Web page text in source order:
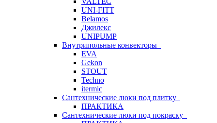
UNI-FITT
Belamos
Джилекс
UNIPUMP
Внутрипольные конвекторы
EVA
Gekon
STOUT
Techno
itermic
Сантехнические люки под плитку
ПРАКТИКА
Сантехнические люки под покраску